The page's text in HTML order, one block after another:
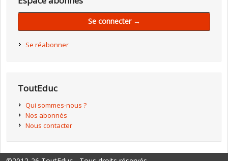
Se connecter →
Se réabonner
ToutEduc
Qui sommes-nous ?
Nos abonnés
Nous contacter